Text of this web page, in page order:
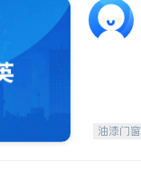
油漆门窗